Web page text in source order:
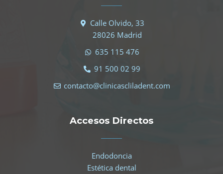
Calle Olvido, 33
28026 Madrid
635 115 476
91 500 02 99
contacto@clinicascliladent.com
Accesos Directos
Endodoncia
Estética dental